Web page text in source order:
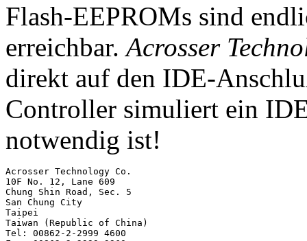
Flash-EEPROMs sind
erreichbar.Acrosser
direkt auf den IDE-
Controller simuliert ein
notwendig ist!
Acrosser Technology Co.
10F No. 12, Lane 609
Chung Shin Road, Sec. 5
San Chung City
Taipei
Taiwan (Republic of China)
Tel: 00862-2-2999 4600